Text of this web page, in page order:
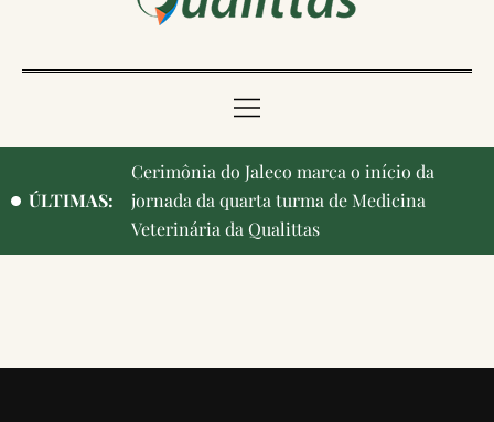
ÚLTIMAS:
Qualittas, Portas Abertas! e aniversário de
Campinas, cidade onde nasceu a instituição,
ganham destaque na imprensa